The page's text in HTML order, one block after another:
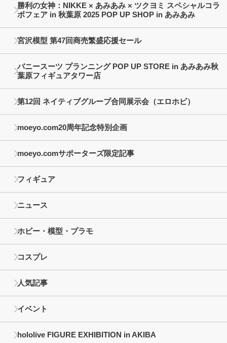
勝利の女神：NIKKE × あみあみ × ツクヨミ スペシャルコラ
ボフェア in 秋葉原 2025 POP UP SHOP in あみあみ
宮沢模型 第47回商売繁盛応援セール
バニースーツ プランニング POP UP STORE in あみあみ秋
葉原フィギュアタワー店
第12回 ネイティブグループ合同展示会（エロホビ）
moeyo.com20周年記念特別企画
moeyo.comサポーターズ限定記事
フィギュア
ニュース
ホビー・模型・プラモ
コスプレ
人気記事
イベント
hololive FIGURE EXHIBITION in AKIBA